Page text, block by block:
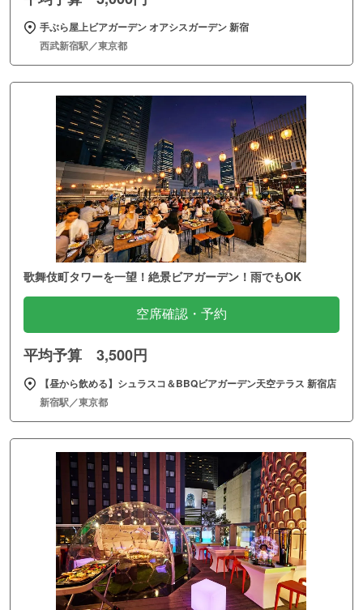
手ぶら屋上ビアガーデン オアシスガーデン 新宿
西武新宿駅／東京都
歌舞伎町タワーを一望！絶景ビアガーデン！雨でもOK
空席確認・予約
平均予算 3,500円
【昼から飲める】シュラスコ＆BBQビアガーデン天空テラス 新宿店
新宿駅／東京都